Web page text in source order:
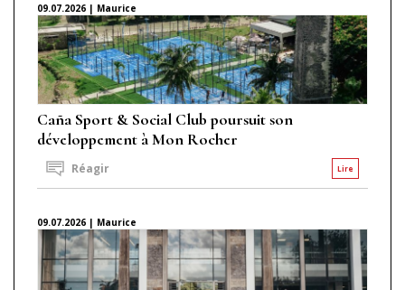
09.07.2026 | Maurice
Caña Sport & Social Club poursuit son
développement à Mon Rocher
Lire
Réagir
09.07.2026 | Maurice